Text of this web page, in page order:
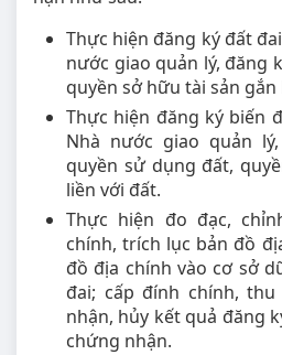
Thực hiện đăng ký đất
nước giao quản lý, đăng
quyền sở hữu tài sản gắn
Thực hiện đăng ký biến
Nhà nước giao quản
quyền sử dụng đất,
liền với đất.
Thực hiện đo đạc,
chính, trích lục bản đồ
đồ địa chính vào cơ sở
đai; cấp đính chính,
nhận, hủy kết quả đăng
chứng nhận.